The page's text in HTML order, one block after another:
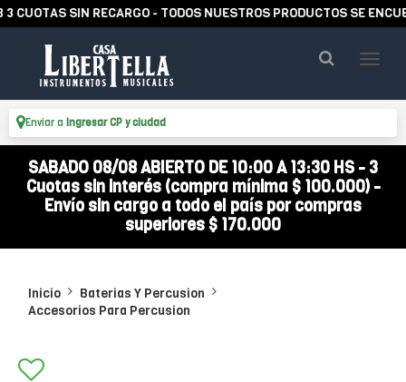
SIN RECARGO - TODOS NUESTROS PRODUCTOS SE
Enviar a Ingresar CP y ciudad
SABADO 08/08 ABIERTO DE 10:00 A 13:30 HS - 3
Cuotas sin interés (compra mínima $ 100.000) -
Envío sin cargo a todo el país por compras
superiores $ 170.000
Inicio
Baterias Y Percusion
Accesorios Para Percusion